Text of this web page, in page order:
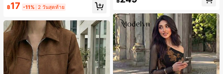
1 ชิ้น - ชุดคลาสสิก ทำจากขนสังเคราะ
ห์นุ่มและเป็นมิตรต่อผิว เหมาะสำหรับผู้
หญิงและเด็กผู้หญิง เหมาะสำหรับฤดูใบ
ไม้ร่วงและฤดูหนาว
฿17 -11% 2 วันสุดท้าย